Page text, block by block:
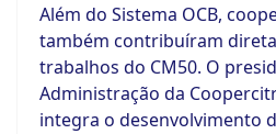
Além do Sistema OCB,
também contribuíram
trabalhos do CM50. O
Administração da
integra o desenvolvimento